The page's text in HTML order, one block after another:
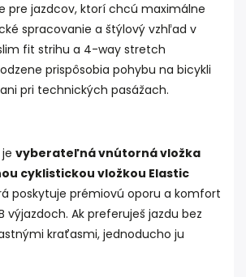
pre jazdcov, ktorí chcú maximálne
spracovanie a štýlový vzhľad v
fit strihu a 4-way stretch
prispôsobia pohybu na bicykli
pri technických pasážach.
vyberateľná vnútorná vložka
cyklistickou vložkou Elastic
poskytuje prémiovú oporu a komfort
výjazdoch. Ak preferuješ jazdu bez
kraťasmi, jednoducho ju